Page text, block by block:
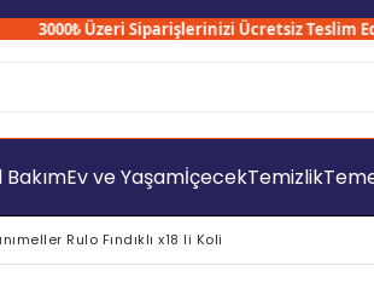
3000₺ Üzeri Siparişlerinizi Ücretsiz Teslim
BakımEv ve YaşamİçecekTemizlik
Rulo Fındıklı x18 li Koli